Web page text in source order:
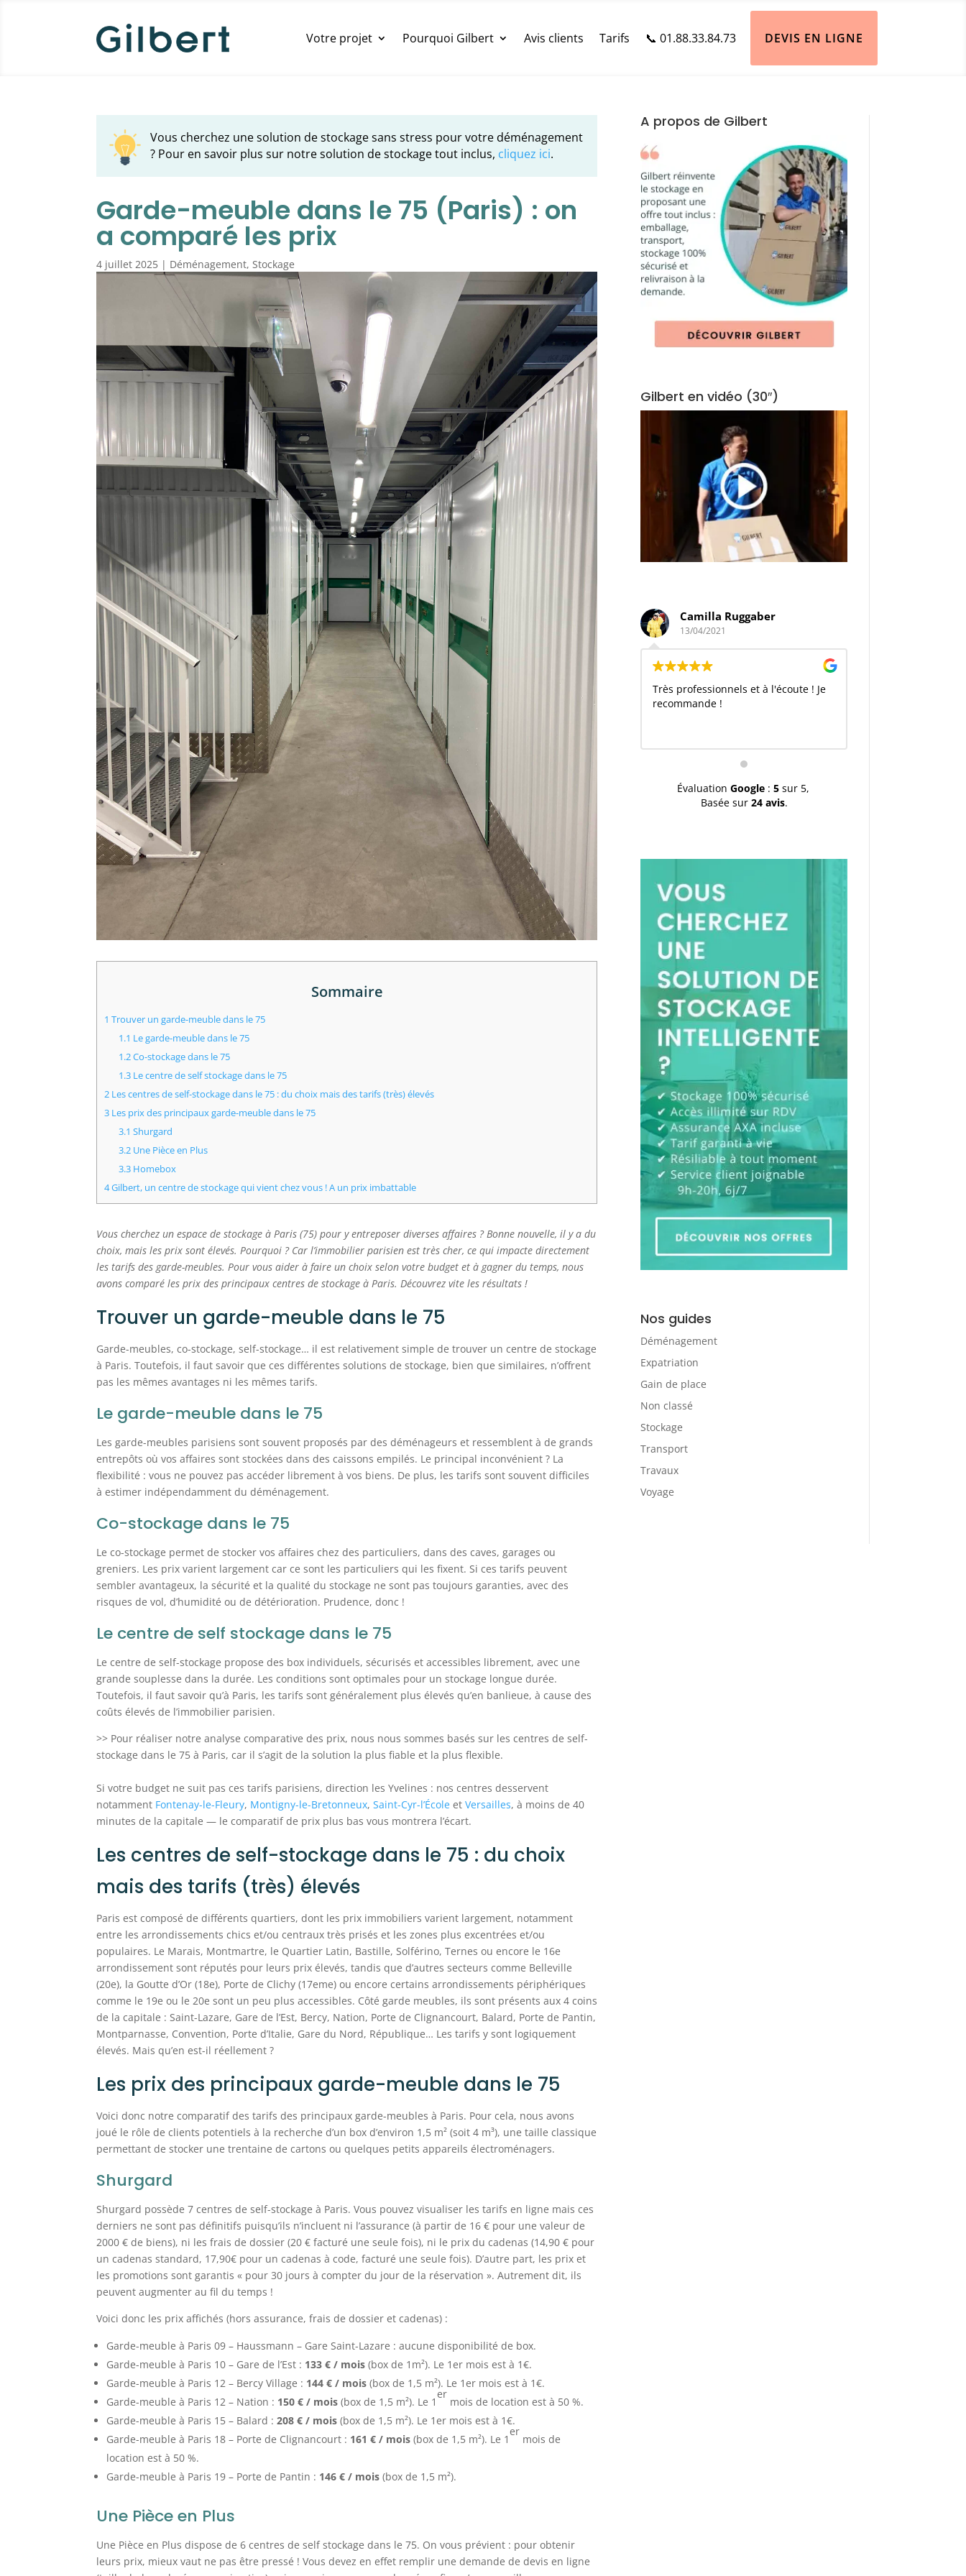
Votre projet Pourquoi Gilbert Avis clients Tarifs 📞 01.88.33.84.73 DEVIS EN LIGNE
Vous cherchez une solution de stockage sans stress pour votre déménagement
? Pour en savoir plus sur notre solution de stockage tout inclus, cliquez ici.
Garde-meuble dans le 75 (Paris) : on
a comparé les prix
4 juillet 2025 | Déménagement,Stockage
Sommaire
1 Trouver un garde-meuble dans le 75
1.1 Le garde-meuble dans le 75
1.2Co-stockage dans le 75
1.3 Le centre de self stockage dans le 75
2 Les centres de self-stockage dans le 75 : du choix mais des tarifs (très) élevés
3 Les prix des principaux garde-meuble dans le 75
3.1 Shurgard
3.2 Une Pièce en Plus
3.3 Homebox
4Gilbert, un centre de stockage qui vient chez vous ! A un prix imbattable
Vous cherchez un espace de stockage à Paris (75) pour y entreposer diverses affaires ? Bonne nouvelle, il y a du
choix, mais les prix sont élevés. Pourquoi ? Car l’immobilier parisien est très cher, ce qui impacte directement
les tarifs des garde-meubles. Pour vous aider à faire un choix selon votre budget et à gagner du temps, nous
avons comparé les prix des principaux centres de stockage à Paris. Découvrez vite les résultats !
Trouver un garde-meuble dans le 75
Garde-meubles, co-stockage, self-stockage… il est relativement simple de trouver un centre de stockage
à Paris. Toutefois, il faut savoir que ces différentes solutions de stockage, bien que similaires, n’offrent
pas les mêmes avantages ni les mêmes tarifs.
Le garde-meuble dans le 75
Les garde-meubles parisiens sont souvent proposés par des déménageurs et ressemblent à de grands
entrepôts où vos affaires sont stockées dans des caissons empilés. Le principal inconvénient ? La
flexibilité : vous ne pouvez pas accéder librement à vos biens. De plus, les tarifs sont souvent difficiles
à estimer indépendamment du déménagement.
Co-stockage dans le 75
Le co-stockage permet de stocker vos affaires chez des particuliers, dans des caves, garages ou
greniers. Les prix varient largement car ce sont les particuliers qui les fixent. Si ces tarifs peuvent
sembler avantageux, la sécurité et la qualité du stockage ne sont pas toujours garanties, avec des
risques de vol, d’humidité ou de détérioration. Prudence, donc !
Le centre de self stockage dans le 75
Le centre de self-stockage propose des box individuels, sécurisés et accessibles librement, avec une
grande souplesse dans la durée. Les conditions sont optimales pour un stockage longue durée.
Toutefois, il faut savoir qu’à Paris, les tarifs sont généralement plus élevés qu’en banlieue, à cause des
coûts élevés de l’immobilier parisien.
>> Pour réaliser notre analyse comparative des prix, nous nous sommes basés sur les centres de self-
stockage dans le 75 à Paris, car il s’agit de la solution la plus fiable et la plus flexible.
Si votre budget ne suit pas ces tarifs parisiens, direction les Yvelines : nos centres desservent
notamment Fontenay-le-Fleury, Montigny-le-Bretonneux,Saint-Cyr-l’École etVersailles, à moins de 40
minutes de la capitale — le comparatif de prix plus bas vous montrera l’écart.
Les centres de self-stockage dans le 75 : du choix
mais des tarifs (très) élevés
Paris est composé de différents quartiers, dont les prix immobiliers varient largement, notamment
entre les arrondissements chics et/ou centraux très prisés et les zones plus excentrées et/ou
populaires. Le Marais, Montmartre, le Quartier Latin, Bastille, Solférino, Ternes ou encore le 16e
arrondissement sont réputés pour leurs prix élevés, tandis que d’autres secteurs comme Belleville
(20e), la Goutte d’Or (18e), Porte de Clichy (17eme) ou encore certains arrondissements périphériques
comme le 19e ou le 20e sont un peu plus accessibles. Côté garde meubles, ils sont présents aux 4 coins
de la capitale : Saint-Lazare, Gare de l’Est, Bercy, Nation, Porte de Clignancourt, Balard, Porte de Pantin,
Montparnasse, Convention, Porte d’Italie, Gare du Nord, République… Les tarifs y sont logiquement
élevés. Mais qu’en est-il réellement ?
Les prix des principaux garde-meuble dans le 75
Voici donc notre comparatif des tarifs des principaux garde-meubles à Paris. Pour cela, nous avons
joué le rôle de clients potentiels à la recherche d’un box d’environ 1,5 m² (soit 4 m³), une taille classique
permettant de stocker une trentaine de cartons ou quelques petits appareils électroménagers.
Shurgard
Shurgard possède 7 centres de self-stockage à Paris. Vous pouvez visualiser les tarifs en ligne mais ces
derniers ne sont pas définitifs puisqu’ils n’incluent ni l’assurance (à partir de 16 € pour une valeur de
2000 € de biens), ni les frais de dossier (20 € facturé une seule fois), ni le prix du cadenas (14,90 € pour
un cadenas standard, 17,90€ pour un cadenas à code, facturé une seule fois). D’autre part, les prix et
les promotions sont garantis « pour 30 jours à compter du jour de la réservation ». Autrement dit, ils
peuvent augmenter au fil du temps !
Voici donc les prix affichés (hors assurance, frais de dossier et cadenas) :
Garde-meuble à Paris 09 – Haussmann – Gare Saint-Lazare : aucune disponibilité de box.
Garde-meuble à Paris 10 – Gare de l’Est : 133€ / mois (box de 1m²). Le 1er mois est à 1€.
Garde-meuble à Paris 12 – Bercy Village : 144€ / mois (box de 1,5 m²). Le 1er mois est à 1€.
Garde-meuble à Paris 12 – Nation : 150€ / mois (box de 1,5 m²). Le 1
er
mois de location est à 50 %.
Garde-meuble à Paris 15 – Balard :208€ / mois (box de 1,5 m²). Le 1er mois est à 1€.
Garde-meuble à Paris 18 – Porte de Clignancourt : 161€ / mois (box de 1,5 m²). Le 1
er
mois de
location est à 50 %.
Garde-meuble à Paris 19 – Porte de Pantin : 146€ / mois (box de 1,5 m²).
Une Pièce en Plus
Une Pièce en Plus dispose de 6 centres de self stockage dans le 75. On vous prévient : pour obtenir
leurs prix, mieux vaut ne pas être pressé ! Vous devez en effet remplir une demande de devis en ligne
A propos de Gilbert
Gilbert en vidéo (30″)
Camilla Ruggaber
13/04/2021
Très professionnels et à l'écoute ! Je
recommande !
Évaluation Google: 5sur 5,
Basée sur24 avis.
Nos guides
Déménagement
Expatriation
Gain de place
Non classé
Stockage
Transport
Travaux
Voyage